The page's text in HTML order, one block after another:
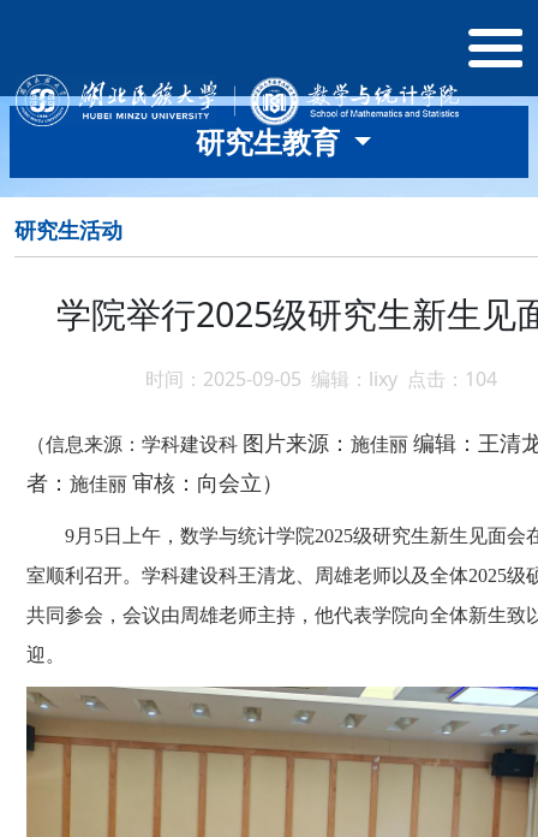
研究生教育
研究生活动
学院举行2025级研究生新生见
时间：2025-09-05 编辑：lixy 点击： 104
（信息来源： 学科建设科 图片来源： 施佳丽 编辑：王清
者： 施佳丽 审核：向会立）
9月5日上午，数学与统计学院2025级研究生新生见面会
室顺利召开。学科建设科王清龙、周雄老师以及全体2025级
共同参会，会议由周雄老师主持，他代表学院向全体新生致
迎。